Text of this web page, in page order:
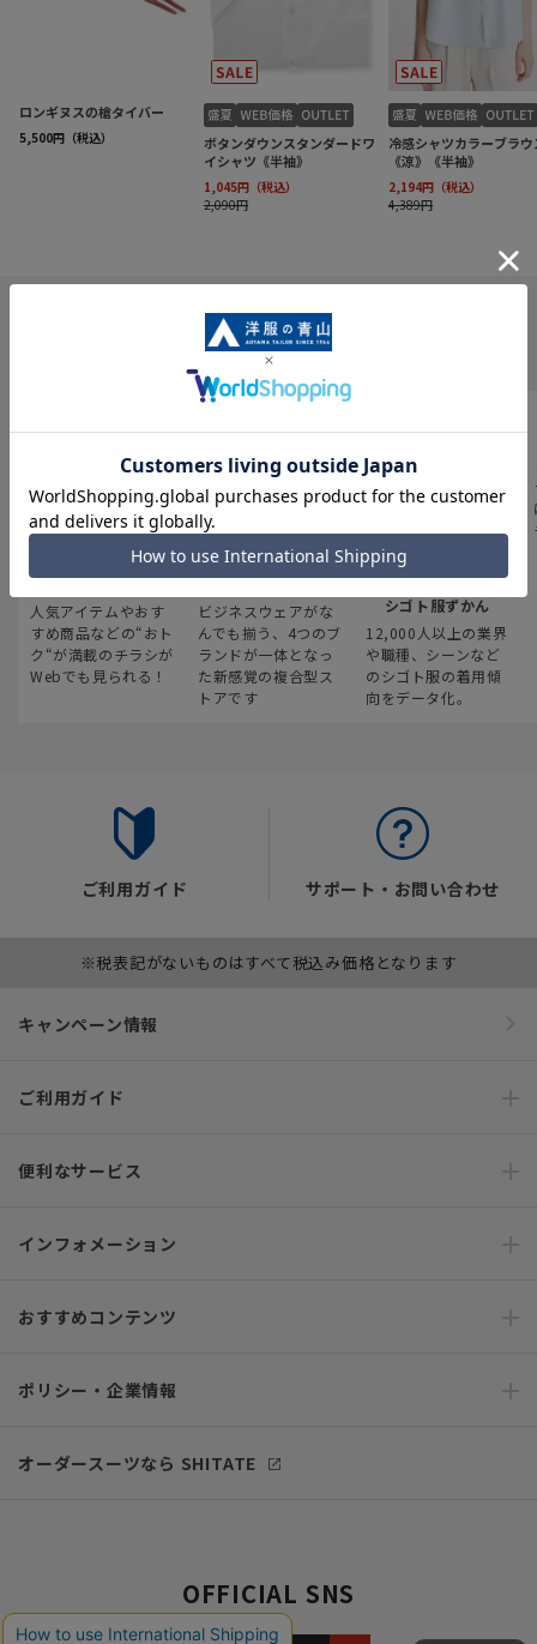
INFORMATION
最新のお買い得情報
人気アイテムやおす
すめ商品などの“おト
ク“が満載のチラシが
Webでも見られる！
スーツスクエア
ビジネスウェアがな
んでも揃う、4つのブ
ランドが一体となっ
た新感覚の複合型ス
トアです
みんなの
シゴト服ずかん
12,000人以上の業界
や職種、シーンなど
のシゴト服の着用傾
向をデータ化。
ご利用ガイド サポート・お問い合わせ
※税表記がないものはすべて税込み価格となります
キャンペーン情報
ご利用ガイド
便利なサービス
インフォメーション
おすすめコンテンツ
ポリシー・企業情報
オーダースーツなら SHITATE
OFFICIAL SNS